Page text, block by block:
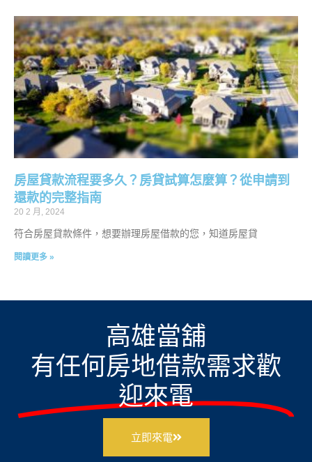
房屋貸款流程要多久？房貸試算怎麼算？從申請到
還款的完整指南
20 2 月, 2024
符合房屋貸款條件，想要辦理房屋借款的您，知道房屋貸
閱讀更多 »
高雄當舖
有任何房地借款需求歡
迎來電
立即來電